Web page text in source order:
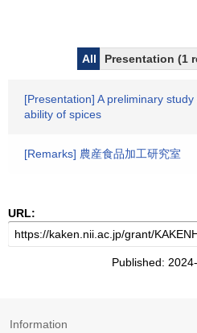
All
Presentation (1
[Presentation] A preliminary
ability of spices
[Remarks] 農産食品加工研究室
URL:
Published:
Information